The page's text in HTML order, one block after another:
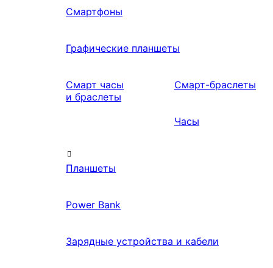
Смартфоны
Графические планшеты
Смарт часы
и браслеты
Смарт-браслеты
Часы
Планшеты
Power Bank
Зарядные устройства и кабели